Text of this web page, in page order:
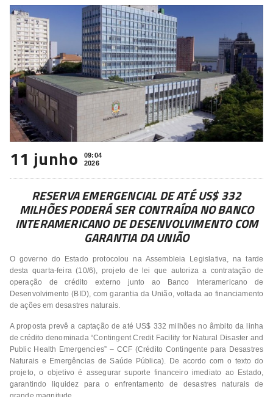
11 junho
09:04
2026
RESERVA EMERGENCIAL DE ATÉ US$ 332
MILHÕES PODERÁ SER CONTRAÍDA NO BANCO
INTERAMERICANO DE DESENVOLVIMENTO COM
GARANTIA DA UNIÃO
O governo do Estado protocolou na Assembleia Legislativa, na tarde
desta quarta-feira (10/6), projeto de lei que autoriza a contratação de
operação de crédito externo junto ao Banco Interamericano de
Desenvolvimento (BID), com garantia da União, voltada ao financiamento
de ações em desastres naturais.
A proposta prevê a captação de até US$ 332 milhões no âmbito da linha
de crédito denominada “Contingent Credit Facility for Natural Disaster and
Public Health Emergencies” – CCF (Crédito Contingente para Desastres
Naturais e Emergências de Saúde Pública). De acordo com o texto do
projeto, o objetivo é assegurar suporte financeiro imediato ao Estado,
garantindo liquidez para o enfrentamento de desastres naturais de